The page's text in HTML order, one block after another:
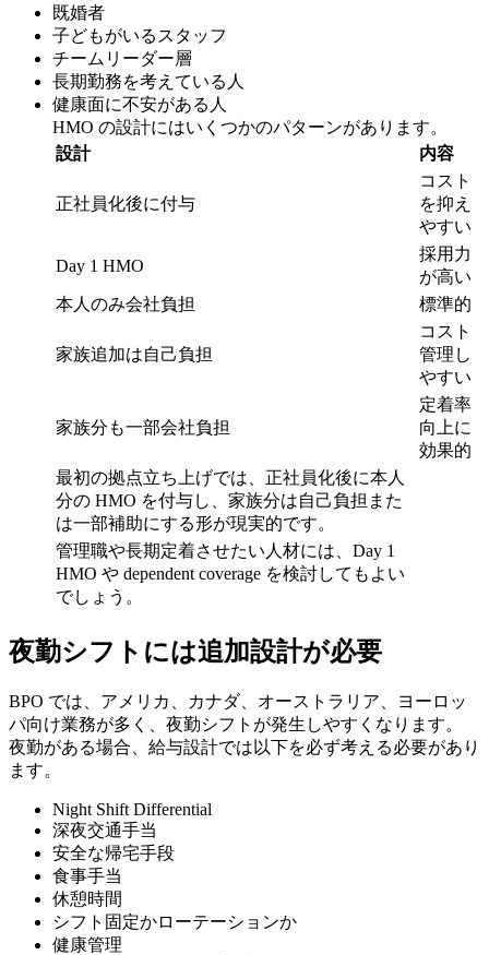
既婚者
子どもがいるスタッフ
チームリーダー層
長期勤務を考えている人
健康面に不安がある人
HMO の設計にはいくつかのパターンがあります。
設計
内容
正社員化後に付与
コスト
を抑え
やすい
Day 1 HMO
採用力
が高い
本人のみ会社負担
標準的
家族追加は自己負担
コスト
管理し
やすい
家族分も一部会社負担
定着率
向上に
効果的
最初の拠点立ち上げでは、正社員化後に本人
分の HMO を付与し、家族分は自己負担また
は一部補助にする形が現実的です。
管理職や長期定着させたい人材には、Day 1
HMO や dependent coverage を検討してもよい
でしょう。
夜勤シフトには追加設計が必要
BPO では、アメリカ、カナダ、オーストラリア、ヨーロッ
パ向け業務が多く、夜勤シフトが発生しやすくなります。
夜勤がある場合、給与設計では以下を必ず考える必要があり
ます。
Night Shift Differential
深夜交通手当
安全な帰宅手段
食事手当
休憩時間
シフト固定かローテーションか
健康管理